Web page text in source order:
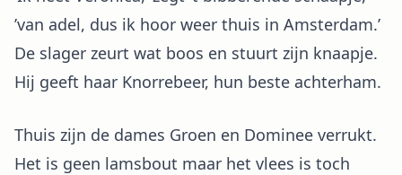
’van adel, dus ik hoor weer thuis in Amsterdam.’
De slager zeurt wat boos en stuurt zijn knaapje.
Hij geeft haar Knorrebeer, hun beste achterham.
Thuis zijn de dames Groen en Dominee verrukt.
Het is geen lamsbout maar het vlees is toch